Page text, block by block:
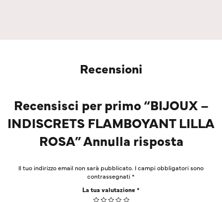
Recensioni
Recensisci per primo “BIJOUX –
INDISCRETS FLAMBOYANT LILLA
ROSA” Annulla risposta
Il tuo indirizzo email non sarà pubblicato. I campi obbligatori sono
contrassegnati*
La tua valutazione*